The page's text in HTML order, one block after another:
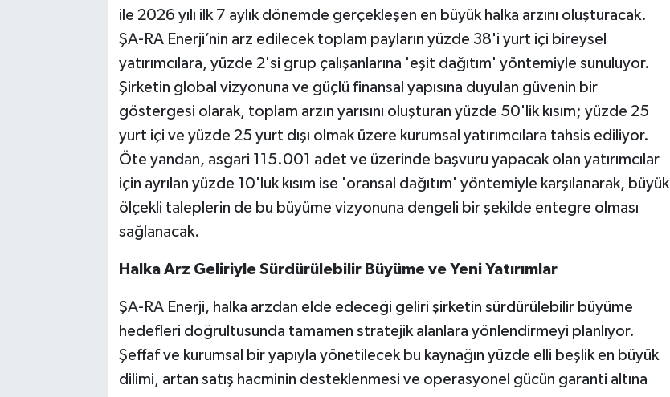
ile 2026 yılı ilk 7 aylık dönemde gerçekleşen en büyük halka arzını oluşturacak.
ŞA-RA Enerji’nin arz edilecek toplam payların yüzde 38'i yurt içi bireysel
yatırımcılara, yüzde 2'si grup çalışanlarına 'eşit dağıtım' yöntemiyle sunuluyor.
Şirketin global vizyonuna ve güçlü finansal yapısına duyulan güvenin bir
göstergesi olarak, toplam arzın yarısını oluşturan yüzde 50'lik kısım; yüzde 25
yurt içi ve yüzde 25 yurt dışı olmak üzere kurumsal yatırımcılara tahsis ediliyor.
Öte yandan, asgari 115.001 adet ve üzerinde başvuru yapacak olan yatırımcılar
için ayrılan yüzde 10'luk kısım ise 'oransal dağıtım' yöntemiyle karşılanarak, büyük
ölçekli taleplerin de bu büyüme vizyonuna dengeli bir şekilde entegre olması
sağlanacak.
Halka Arz Geliriyle Sürdürülebilir Büyüme ve Yeni Yatırımlar
ŞA-RA Enerji, halka arzdan elde edeceği geliri şirketin sürdürülebilir büyüme
hedefleri doğrultusunda tamamen stratejik alanlara yönlendirmeyi planlıyor.
Şeffaf ve kurumsal bir yapıyla yönetilecek bu kaynağın yüzde elli beşlik en büyük
dilimi, artan satış hacminin desteklenmesi ve operasyonel gücün garanti altına